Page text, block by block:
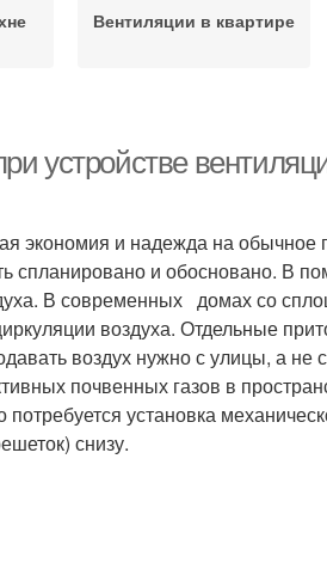
Вентиляции в квартире
устройстве
экономия и надежда на обычное
спланировано и обосновано. В
В современных домах со
воздуха. Отдельные
воздух нужно с улицы, а не
почвенных газов в
установка
снизу.